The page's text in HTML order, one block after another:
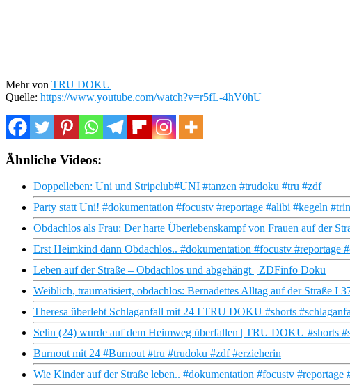
Mehr von TRU DOKU
Quelle: https://www.youtube.com/watch?v=r5fL-4hV0hU
Ähnliche Videos:
Doppelleben: Uni und Stripclub#UNI #tanzen #trudoku #tru #zdf
Party statt Uni! #dokumentation #focustv #reportage #alibi #kegeln
Obdachlos als Frau: Der harte Überlebenskampf von Frauen auf der
Erst Heimkind dann Obdachlos.. #dokumentation #focustv #reportage
Leben auf der Straße – Obdachlos und abgehängt | ZDFinfo Doku
Weiblich, traumatisiert, obdachlos: Bernadettes Alltag auf der Straße I
Theresa überlebt Schlaganfall mit 24 I TRU DOKU #shorts
Selin (24) wurde auf dem Heimweg überfallen | TRU DOKU #shorts
Burnout mit 24 #Burnout #tru #trudoku #zdf #erzieherin
Wie Kinder auf der Straße leben.. #dokumentation #focustv #reportage